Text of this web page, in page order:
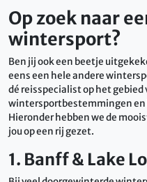
Op zoek naar
wintersport?
Ben jij ook een beetje
eens een hele andere
dé reisspecialist op het
wintersportbestemmingen en
Hieronder hebben we de
jou op een rij gezet.
1. Banff & Lake